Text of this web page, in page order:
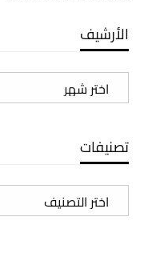
الأرشيف
الأرشيف
تصنيفات
تصنيفات